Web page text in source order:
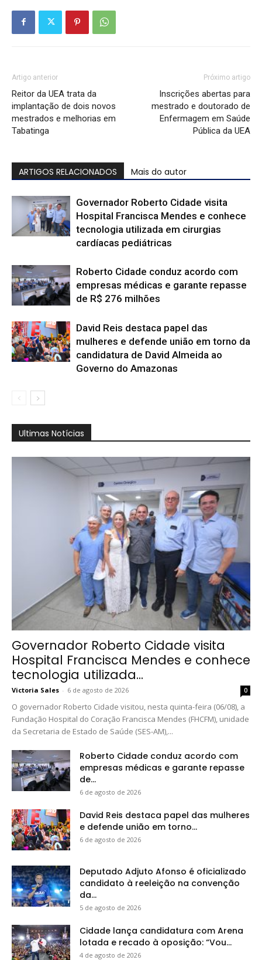
Artigo anterior
Reitor da UEA trata da
implantação de dois novos
mestrados e melhorias em
Tabatinga
Próximo artigo
Inscrições abertas para
mestrado e doutorado de
Enfermagem em Saúde
Pública da UEA
ARTIGOS RELACIONADOS Mais do autor
Governador Roberto Cidade visita
Hospital Francisca Mendes e conhece
tecnologia utilizada em cirurgias
cardíacas pediátricas
Roberto Cidade conduz acordo com
empresas médicas e garante repasse
de R$ 276 milhões
David Reis destaca papel das
mulheres e defende união em torno da
candidatura de David Almeida ao
Governo do Amazonas
Ultimas Notícias
Governador Roberto Cidade visita
Hospital Francisca Mendes e conhece
tecnologia utilizada...
Victoria Sales - 6 de agosto de 2026 0
O governador Roberto Cidade visitou, nesta quinta-feira (06/08), a
Fundação Hospital do Coração Francisca Mendes (FHCFM), unidade
da Secretaria de Estado de Saúde (SES-AM),...
Roberto Cidade conduz acordo com
empresas médicas e garante repasse
de...
6 de agosto de 2026
David Reis destaca papel das mulheres
e defende união em torno...
6 de agosto de 2026
Deputado Adjuto Afonso é oficializado
candidato à reeleição na convenção
da...
5 de agosto de 2026
Cidade lança candidatura com Arena
lotada e recado à oposição: “Vou...
4 de agosto de 2026